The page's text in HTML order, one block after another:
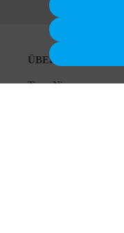
ÜBER
Timo Niessner